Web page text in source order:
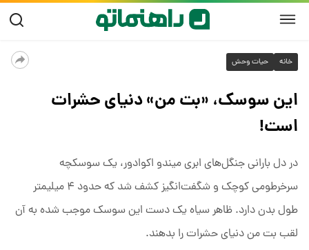
خانه حیات وحش
این سوسک، «بت من» دنیای حشرات
است!
در دل بارانی جنگل‌های ابری میندو اکوادور، یک سوسکچه
سرخرطومی کوچک و شگفت‌انگیز کشف شد که حدود ۴ میلیمتر
طول بدن دارد. ظاهر سیاه یک دست این سوسک موجب شده به آن
لقب بت من دنیای حشرات را بدهند.